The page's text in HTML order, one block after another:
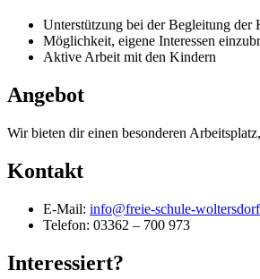
Unterstützung bei der Begleitung der
Möglichkeit, eigene Interessen
Aktive Arbeit mit den Kindern
Angebot
Wir bieten dir einen besonderen
Kontakt
E-Mail: info@freie-schule-
Telefon: 03362 – 700 973
Interessiert?